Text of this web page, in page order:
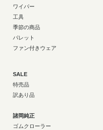
ワイパー
工具
季節の商品
パレット
ファン付きウェア
SALE
特売品
訳あり品
諸岡純正
ゴムクローラー